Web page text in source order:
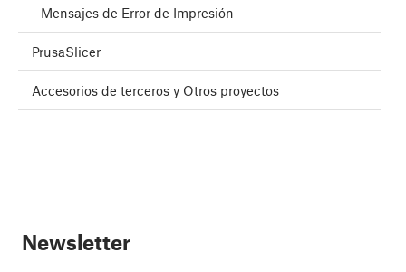
Mensajes de Error de Impresión
PrusaSlicer
Accesorios de terceros y Otros proyectos
Newsletter